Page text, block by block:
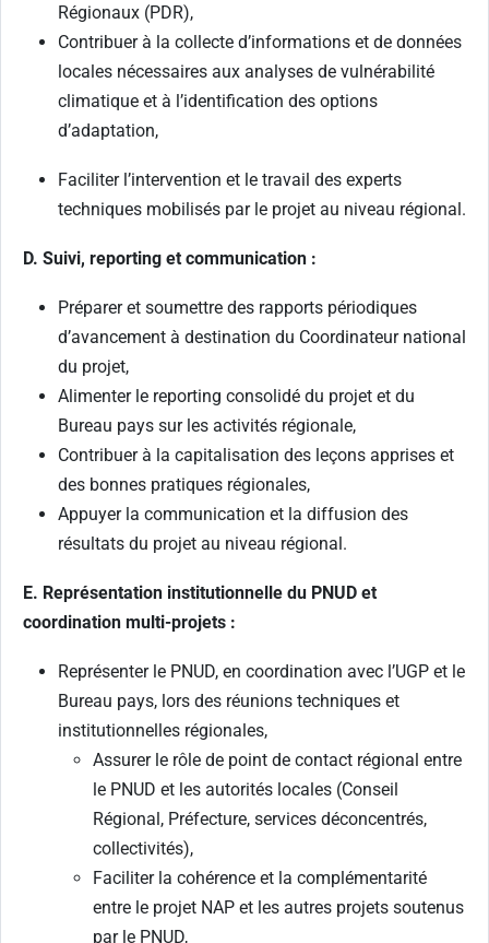
Régionaux (PDR),
Contribuer à la collecte d’informations et de données
locales nécessaires aux analyses de vulnérabilité
climatique et à l’identification des options
d’adaptation,
Faciliter l’intervention et le travail des experts
techniques mobilisés par le projet au niveau régional.
D. Suivi, reporting et communication :
Préparer et soumettre des rapports périodiques
d’avancement à destination du Coordinateur national
du projet,
Alimenter le reporting consolidé du projet et du
Bureau pays sur les activités régionale,
Contribuer à la capitalisation des leçons apprises et
des bonnes pratiques régionales,
Appuyer la communication et la diffusion des
résultats du projet au niveau régional.
E. Représentation institutionnelle du PNUD et
coordination multi-projets :
Représenter le PNUD, en coordination avec l’UGP et le
Bureau pays, lors des réunions techniques et
institutionnelles régionales,
Assurer le rôle de point de contact régional entre
le PNUD et les autorités locales (Conseil
Régional, Préfecture, services déconcentrés,
collectivités),
Faciliter la cohérence et la complémentarité
entre le projet NAP et les autres projets soutenus
par le PNUD,